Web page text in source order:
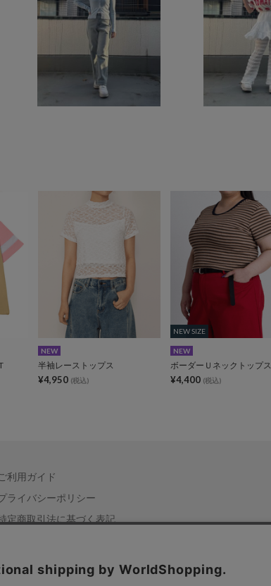
NEW
半袖レーストップス
¥4,950 (税込)
NEW SIZE
NEW SIZE
NEW
ボーダーＵネックトップス
¥4,400 (税込)
ご利用ガイド
ライバシーポリシー
定商取引法に基づく表記